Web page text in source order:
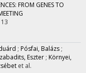
FROM GENES TO
; Pósfai, Balázs ;
Eszter ; Környei,
et al.